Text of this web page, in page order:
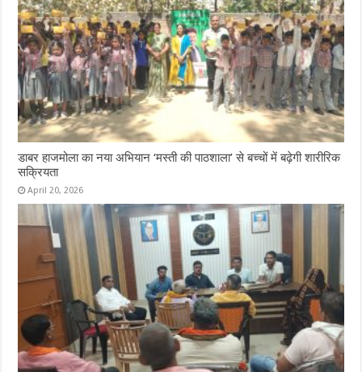
डाबर हाजमोला का नया अभियान ‘मस्ती की पाठशाला’ से बच्चों में बढ़ेगी शारीरिक
सक्रियता
April 20, 2026